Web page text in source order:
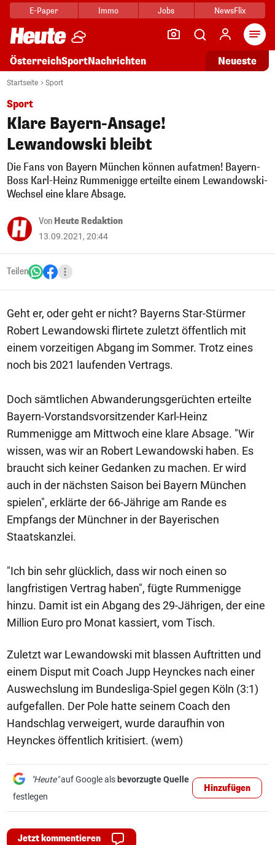
E-Paper Immo Jobs NewsFlix
ÖsterreichSportNachrichten Neueste
Startseite Sport
Sport
Klare Bayern-Ansage!
Lewandowski bleibt
Die Fans von Bayern München können aufatmen! Bayern-
Boss Karl-Heinz Rummenigge erteilte einem Lewandowski-
Wechsel eine klare Absage.
Von Heute Redaktion
13.09.2021, 20:44
Teilen
Geht er, oder geht er nicht? Bayerns Star-Stürmer
Robert Lewandowski flirtete zuletzt öffentlich mit
einem vorzeitigen Abgang im Sommer. Trotz eines
noch bis 2021 laufenden Vertrags.
Doch sämtlichen Abwanderungsgerüchten erteilte
Bayern-Vorstandsvorsitzender Karl-Heinz
Rummenigge am Mittwoch eine klare Absage. "Wir
wissen, was wir an Robert Lewandowski haben. Es
braucht sich keiner Gedanken zu machen. Er wird
auch in der nächsten Saison bei Bayern München
spielen", erklärte der 66-Jährige am Rande es
Empfangs der Münchner in der Bayerischen
Staatskanzlei.
"Ich bin sehr glücklich, dass wir noch einen so
langfristigen Vertrag haben", fügte Rummenigge
hinzu. Damit ist ein Abgang des 29-Jährigen, der eine
Million Euro pro Monat kassiert, vom Tisch.
Zuletzt war Lewandowski mit blassen Auftritten und
einem Disput mit Coach Jupp Heynckes nach einer
Auswechslung im Bundesliga-Spiel gegen Köln (3:1)
aufgefallen. Der Pole hatte seinem Coach den
Handschlag verweigert, wurde daraufhin von
Heynckes öffentlich kritisiert. (wem)
"Heute"auf Google als bevorzugte Quelle
festlegen
Hinzufügen
Jetzt kommentieren